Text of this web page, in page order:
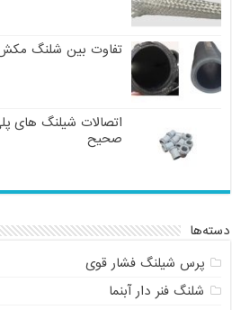
تفاوت بین شلنگ
اتصالات شیلنگ های
صحیح
دسته‌ها
پرس شیلنگ فشار قوی
شلنگ فنر دار آبنما